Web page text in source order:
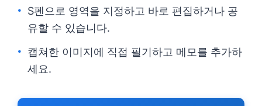
S펜으로 영역을 지정하고 바로 편집하거나 공
유할 수 있습니다.
캡쳐한 이미지에 직접 필기하고 메모를 추가하
세요.